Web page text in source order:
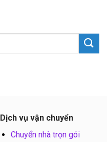
Dịch vụ vận chuyển
Chuyển nhà trọn gói